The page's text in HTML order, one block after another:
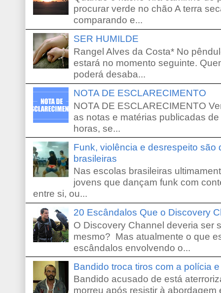
procurar verde no chão A terra
comparando e...
SER HUMILDE
Rangel Alves da Costa* No
estará no momento seguinte.
poderá desaba...
NOTA DE ESCLARECIMENTO
NOTA DE ESCLARECIMENTO
as notas e matérias publicadas
horas, se...
Funk, violência e desrespeito são
brasileiras
Nas escolas brasileiras
jovens que dançam funk com
entre si, ou...
20 Escândalos Que o Discovery
O Discovery Channel deveria ser
mesmo? Mas atualmente o que
escândalos envolvendo o...
Bandido troca tiros com a polícia
Bandido acusado de está
morreu após resistir à